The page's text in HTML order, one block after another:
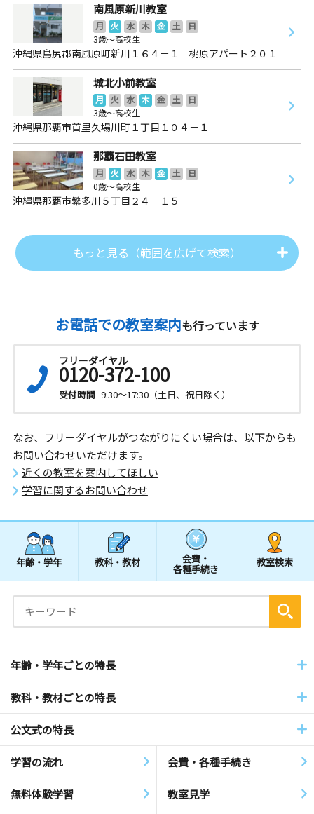
南風原新川教室
月 火 水 木 金 土
日
3歳～高校生
沖縄県島尻郡南風原町新川１６４－１ 桃原アパート２０１
城北小前教室
月 火 水 木 金 土
日
3歳～高校生
沖縄県那覇市首里久場川町１丁目１０４－１
那覇石田教室
月 火 水 木 金 土
日
0歳～高校生
沖縄県那覇市繁多川５丁目２４－１５
もっと見る（範囲を広げて検索）
お電話での教室案内も行っています
フリーダイヤル
0120-372-100
受付時間 9:30～17:30（土日、祝日除く）
なお、フリーダイヤルがつながりにくい場合は、以下からも
お問い合わせいただけます。
近くの教室を案内してほしい
学習に関するお問い合わせ
年齢・学年 教科・教材 会費・
各種手続き
教室検索
年齢・学年ごとの特長
教科・教材ごとの特長
公文式の特長
学習の流れ 会費・各種手続き
無料体験学習 教室見学